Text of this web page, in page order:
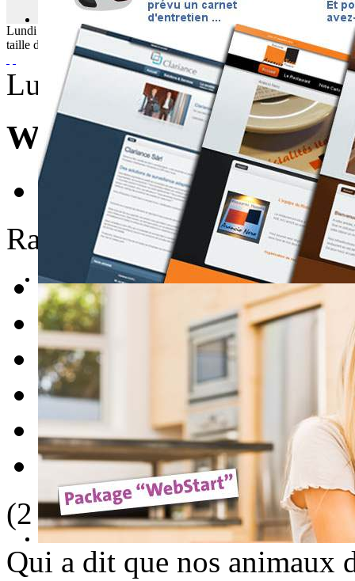
Lundi Août 2026
taille du texte
Lundi, 14 Mai 2012 06:21
WebBuzz du 14/05/
E-mail
Rate this item
1
2
3
4
5
(2 Votes)
Qui a dit que nos animaux